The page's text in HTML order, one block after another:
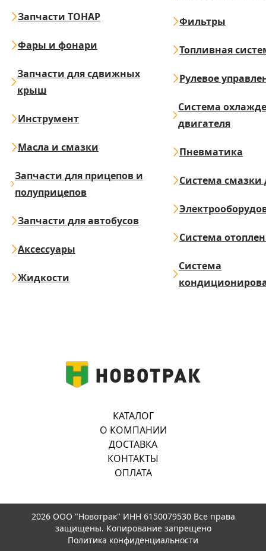
Запчасти ТОНАР
Фары и фонари
Запчасти для сдвижных
крыш
Инструмент
Масла и смазки
Запчасти для прицепов и
полуприцепов
Запчасти для автобусов
Аксессуары
Жидкости
Фильтры
Топливная
Рулевое
Система
двигателя
Пневматика
Система смазки
Система
Система
КАТАЛОГ
О КОМПАНИИ
ДОСТАВКА
КОНТАКТЫ
ОПЛАТА
2026 ООО "Новотрак" ИНН 6150079530 Все права
защищены. Копирование запрещено
Политика конфиденциальности